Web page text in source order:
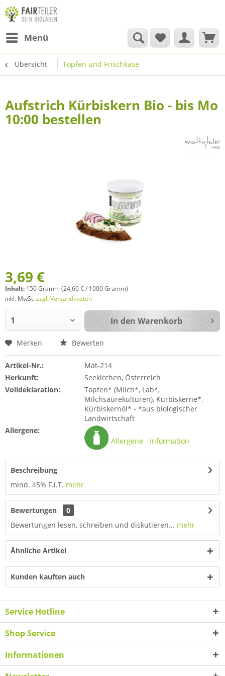
Menü
Übersicht Topfen und Frischkäse
Aufstrich Kürbiskern Bio - bis Mo
10:00 bestellen
3,69 €
Inhalt: 150 Gramm (24,60 € / 1000 Gramm)
inkl. MwSt.zzgl. Versandkosten
In den Warenkorb
Merken Bewerten
Artikel-Nr.:
Mat-214
Herkunft:
Seekirchen, Österreich
Volldeklaration:
Topfen* (Milch*, Lab*,
Milchsäurekulturen), Kürbiskerne*,
Kürbiskernöl* - *aus biologischer
Landwirtschaft
Allergene:
Allergene - Information
Beschreibung
mind. 45% F.i.T. mehr
Bewertungen
0
Bewertungen lesen, schreiben und diskutieren... mehr
Ähnliche Artikel
Kunden kauften auch
Service Hotline
Shop Service
Informationen